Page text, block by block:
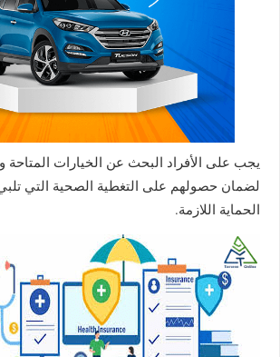
يجب على الأفراد البحث عن الخيارات المتاحة
لضمان حصولهم على التغطية الصحية التي تلبي
الحماية اللازمة.